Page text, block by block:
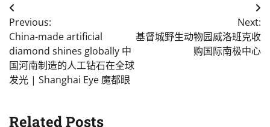
Post
navigation
Previous:
China-made artificial
diamond shines globally 中
国河南制造的人工钻石在全球
发光 | Shanghai Eye 魔都眼
Next:
基督城野生动物园威洛班克收
购国际南极中心
Related Posts